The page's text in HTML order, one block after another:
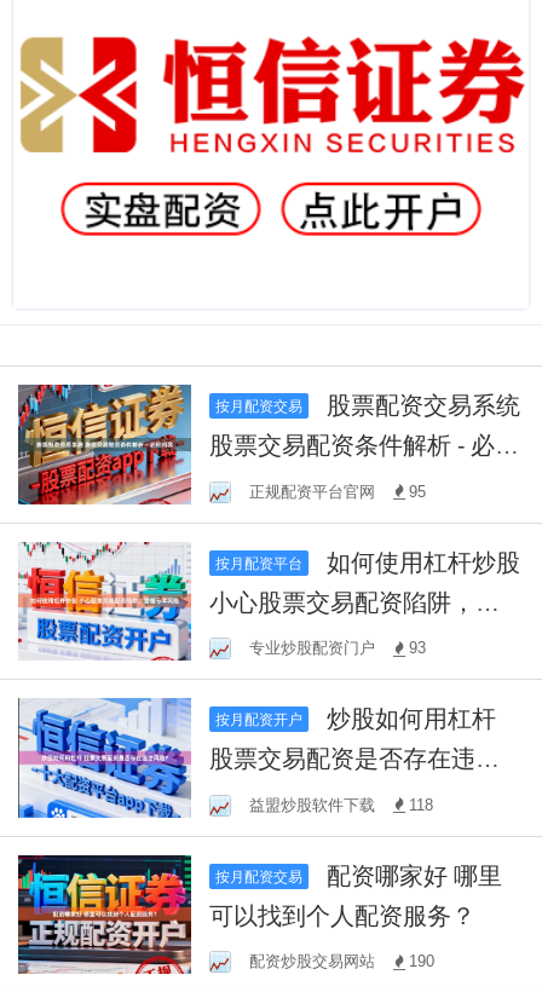
按月配资交易
股票交易配资条件解析 - 必知
内容正规配资平台官网 95
按月配资平台
如何使用杠杆炒股
小心股票交易配资陷阱，警
惕亏本风险
专业炒股配资门户 93
按月配资开户
炒股如何用杠杆
股票交易配资是否存在违法
风险？益盟炒股软件下载 118
按月配资交易
可以找到个人配资服务？
配资炒股交易网站 190